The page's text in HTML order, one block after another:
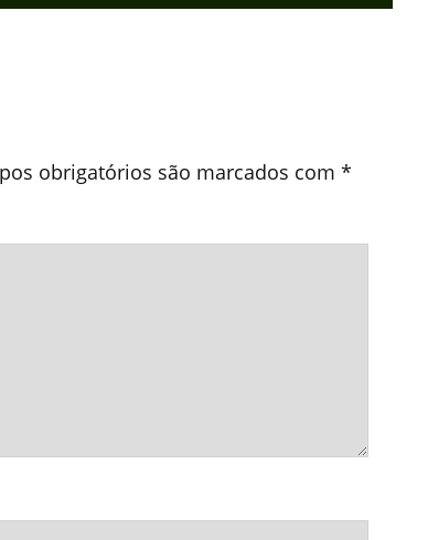
obrigatórios são marcados com *